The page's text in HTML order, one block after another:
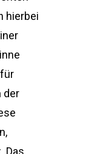
hierbei
der
Das